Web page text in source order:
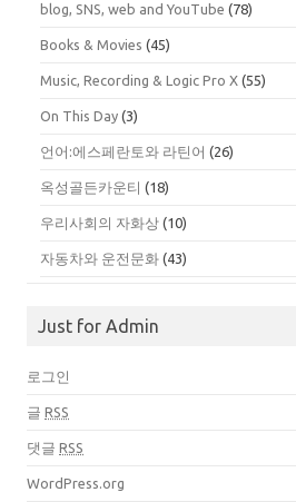
blog, SNS, web and YouTube (78)
Books & Movies (45)
Music, Recording & Logic Pro X (55)
On This Day (3)
언어:에스페란토와 라틴어 (26)
옥성골든카운티 (18)
우리사회의 자화상 (10)
자동차와 운전문화 (43)
Just for Admin
로그인
글 RSS
댓글 RSS
WordPress.org